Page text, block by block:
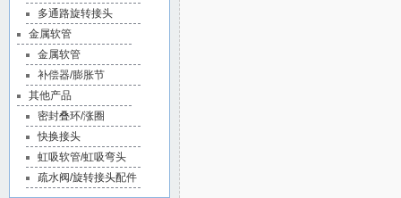
多通路旋转接头
金属软管
金属软管
补偿器/膨胀节
其他产品
密封叠环/涨圈
快换接头
虹吸软管/虹吸弯头
疏水阀/旋转接头配件